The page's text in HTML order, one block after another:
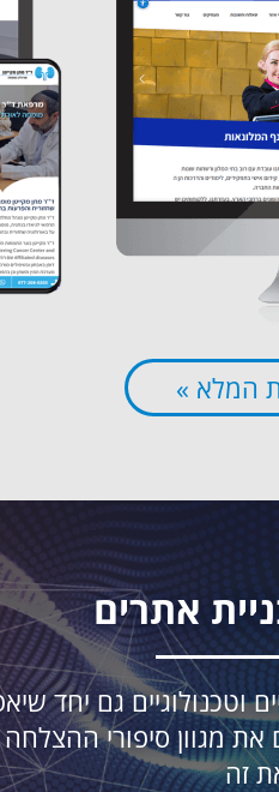
המלא »
וטכנולוגיים גם יחד
מגוון סיפורי
זה